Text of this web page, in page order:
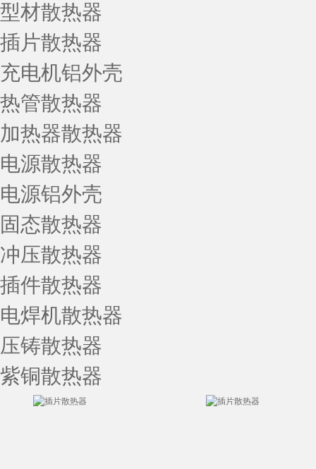
型材散热器
插片散热器
充电机铝外壳
热管散热器
加热器散热器
电源散热器
电源铝外壳
固态散热器
冲压散热器
插件散热器
电焊机散热器
压铸散热器
紫铜散热器